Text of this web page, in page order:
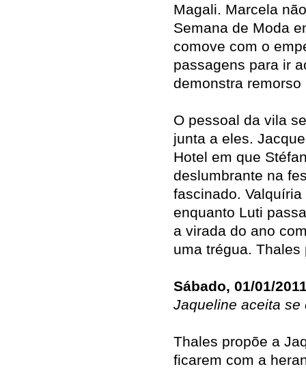
Magali. Marcela
Semana de Moda
comove com o
passagens para ir
demonstra
O pessoal da vila
junta a eles.
Hotel em que
deslumbrante na
fascinado.
enquanto Luti
a virada do ano
uma trégua.
Sábado, 01/01/
Jaqueline aceita se
Thales propõe a
ficarem com a